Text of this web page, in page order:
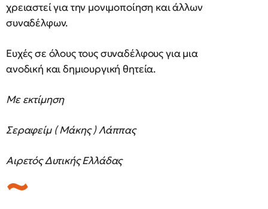
χρειαστεί για την μονιμοποίηση και άλλων
συναδέλφων.
Ευχές σε όλους τους συναδέλφους για μια
ανοδική και δημιουργική θητεία.
Με εκτίμηση
Σεραφείμ ( Μάκης ) Λάππας
Αιρετός Δυτικής Ελλάδας